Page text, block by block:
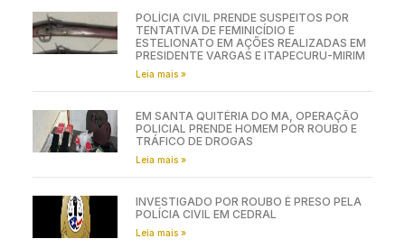
POLÍCIA CIVIL PRENDE SUSPEITOS POR
TENTATIVA DE FEMINICÍDIO E
ESTELIONATO EM AÇÕES REALIZADAS EM
PRESIDENTE VARGAS E ITAPECURU-MIRIM
Leia mais »
EM SANTA QUITÉRIA DO MA, OPERAÇÃO
POLICIAL PRENDE HOMEM POR ROUBO E
TRÁFICO DE DROGAS
Leia mais »
INVESTIGADO POR ROUBO É PRESO PELA
POLÍCIA CIVIL EM CEDRAL
Leia mais »